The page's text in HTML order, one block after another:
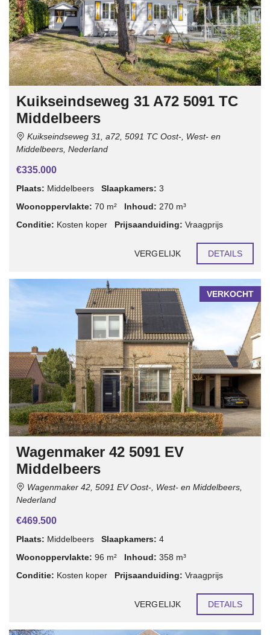
Kuikseindseweg 31 A72 5091 TC
Middelbeers
Kuikseindseweg 31, a72, 5091 TC Oost-, West- en
Middelbeers, Nederland
€335.000
Plaats: Middelbeers Slaapkamers: 3
Woonoppervlakte: 70 m² Inhoud: 270 m³
Conditie: Kosten koper Prijsaanduiding: Vraagprijs
VERGELIJK DETAILS
VERKOCHT
Wagenmaker 42 5091 EV
Middelbeers
Wagenmaker 42, 5091 EV Oost-, West- en Middelbeers,
Nederland
€469.500
Plaats: Middelbeers Slaapkamers: 4
Woonoppervlakte: 96 m² Inhoud: 358 m³
Conditie: Kosten koper Prijsaanduiding: Vraagprijs
VERGELIJK DETAILS